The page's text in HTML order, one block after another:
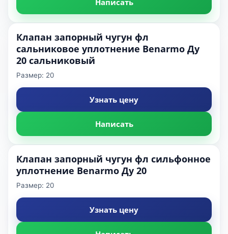
Клапан запорный чугун фл
сальниковое уплотнение Benarmo Ду
20 сальниковый
Размер: 20
Узнать цену
Написать
Клапан запорный чугун фл сильфонное
уплотнение Benarmo Ду 20
Размер: 20
Узнать цену